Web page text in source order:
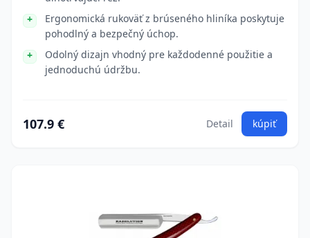
Ergonomická rukoväť z brúseného hliníka poskytuje
pohodlný a bezpečný úchop.
Odolný dizajn vhodný pre každodenné použitie a
jednoduchú údržbu.
107.9 € Detail kúpiť